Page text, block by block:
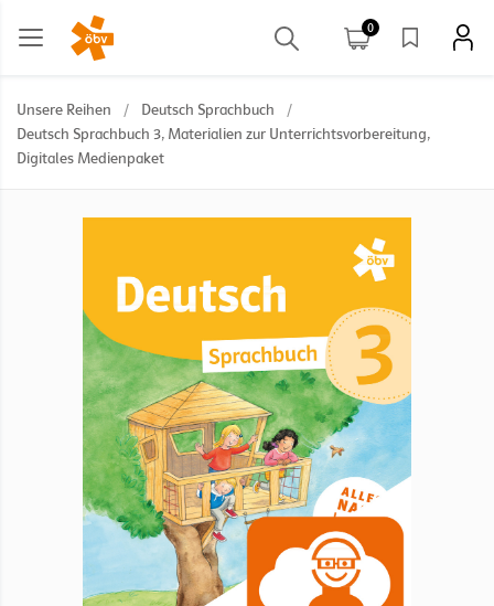
0
Unsere Reihen / Deutsch Sprachbuch
/
Deutsch Sprachbuch 3, Materialien zur Unterrichtsvorbereitung,
Digitales Medienpaket